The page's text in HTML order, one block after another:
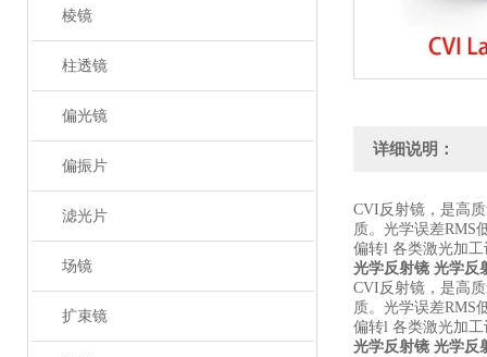
棱镜
柱透镜
偏光镜
偏振片
滤光片
场镜
扩束镜
详细说明：
CVI反射镜，是高
质。光学误差RMS
偏转l 各类激光加
光学反射镜 光学反
CVI反射镜，是高
质。光学误差RMS
偏转l 各类激光加
光学反射镜 光学反